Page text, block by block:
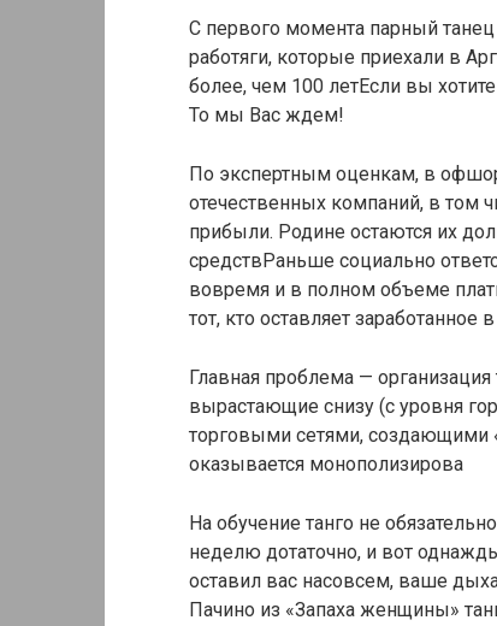
С первого момента парный
работяги, которые приехали в
более, чем 100 летЕсли вы
То мы Вас ждем!
По экспертным оценкам, в
отечественных компаний, в том
прибыли. Родине остаются их
средствРаньше социально
вовремя и в полном объеме
тот, кто оставляет
Главная проблема —
вырастающие снизу (с уровня
торговыми сетями, создающими
оказывается монополизирова
На обучение танго не
неделю дотаточно, и вот
оставил вас насовсем, ваше
Пачино из «Запаха женщины»